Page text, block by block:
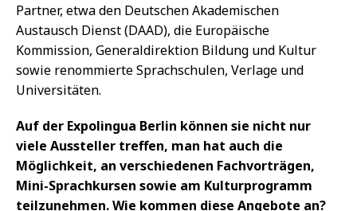
Partner, etwa den Deutschen Akademischen
Austausch Dienst (DAAD), die Europäische
Kommission, Generaldirektion Bildung und Kultur
sowie renommierte Sprachschulen, Verlage und
Universitäten.
Auf der Expolingua Berlin können sie nicht nur
viele Aussteller treffen, man hat auch die
Möglichkeit, an verschiedenen Fachvorträgen,
Mini-Sprachkursen sowie am Kulturprogramm
teilzunehmen. Wie kommen diese Angebote an?